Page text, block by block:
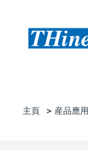
主頁 産品應用